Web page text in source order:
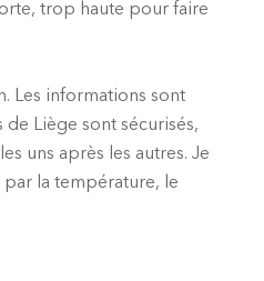
trop haute pour faire
Les informations sont
de Liège sont sécurisés,
uns après les autres. Je
par la température, le